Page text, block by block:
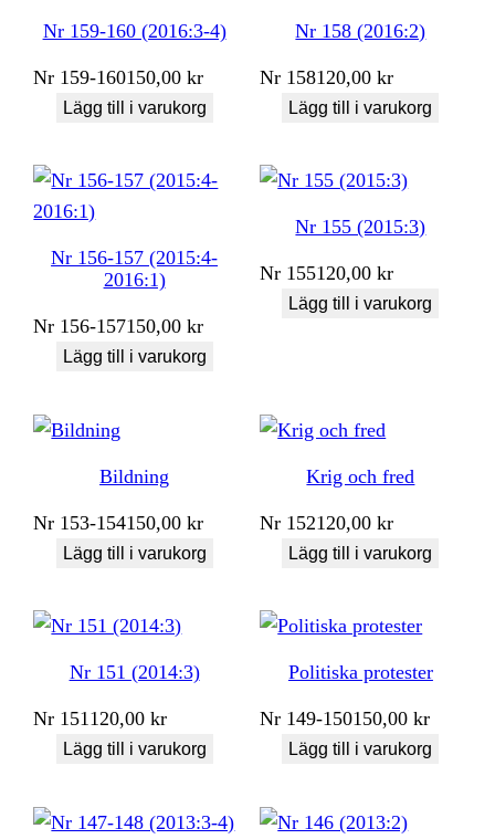
Nr 159-160 (2016:3-4)
Nr 159-160150,00kr
Lägg till i varukorg
Nr 158 (2016:2)
Nr 158120,00kr
Lägg till i varukorg
Nr 156-157 (2015:4-
2016:1)
Nr 156-157150,00kr
Lägg till i varukorg
Nr 155 (2015:3)
Nr 155120,00kr
Lägg till i varukorg
Bildning
Nr 153-154150,00kr
Lägg till i varukorg
Krig och fred
Nr 152120,00kr
Lägg till i varukorg
Nr 151 (2014:3)
Nr 151120,00kr
Lägg till i varukorg
Politiska protester
Nr 149-150150,00kr
Lägg till i varukorg